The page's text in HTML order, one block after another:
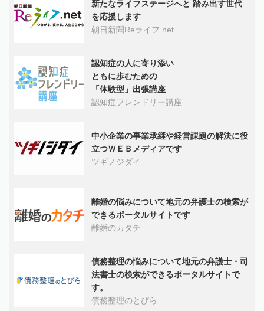
新たなライフステージへと 踏み出す世代
を応援します
朝日新聞Reライフ.net
認知症の人に寄り添い
ともに歩むための
「体験型」出張講座
認知症フレンドリー講座
中小企業の事業承継や経営課題の解決に役
立つＷＥＢメディアです
ツギノジダイ
離婚の悩みについて地元の弁護士の検索が
できるポータルサイトです
離婚のカタチ
債務整理の悩みについて地元の弁護士・司
法書士の検索ができるポータルサイトで
す。
債務整理のとびら